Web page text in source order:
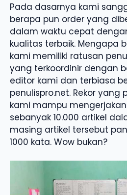
Pada dasarnya kami
berapa pun order yang
dalam waktu cepat
kualitas terbaik. Mengapa
kami memiliki ratusan
yang terkoordinir dengan
editor kami dan terbiasa
penulispro.net. Rekor
kami mampu
sebanyak 10.000 artikel
masing artikel tersebut
1000 kata. Wow bukan?